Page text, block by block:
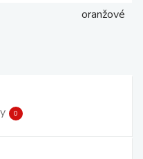
oranžové
0